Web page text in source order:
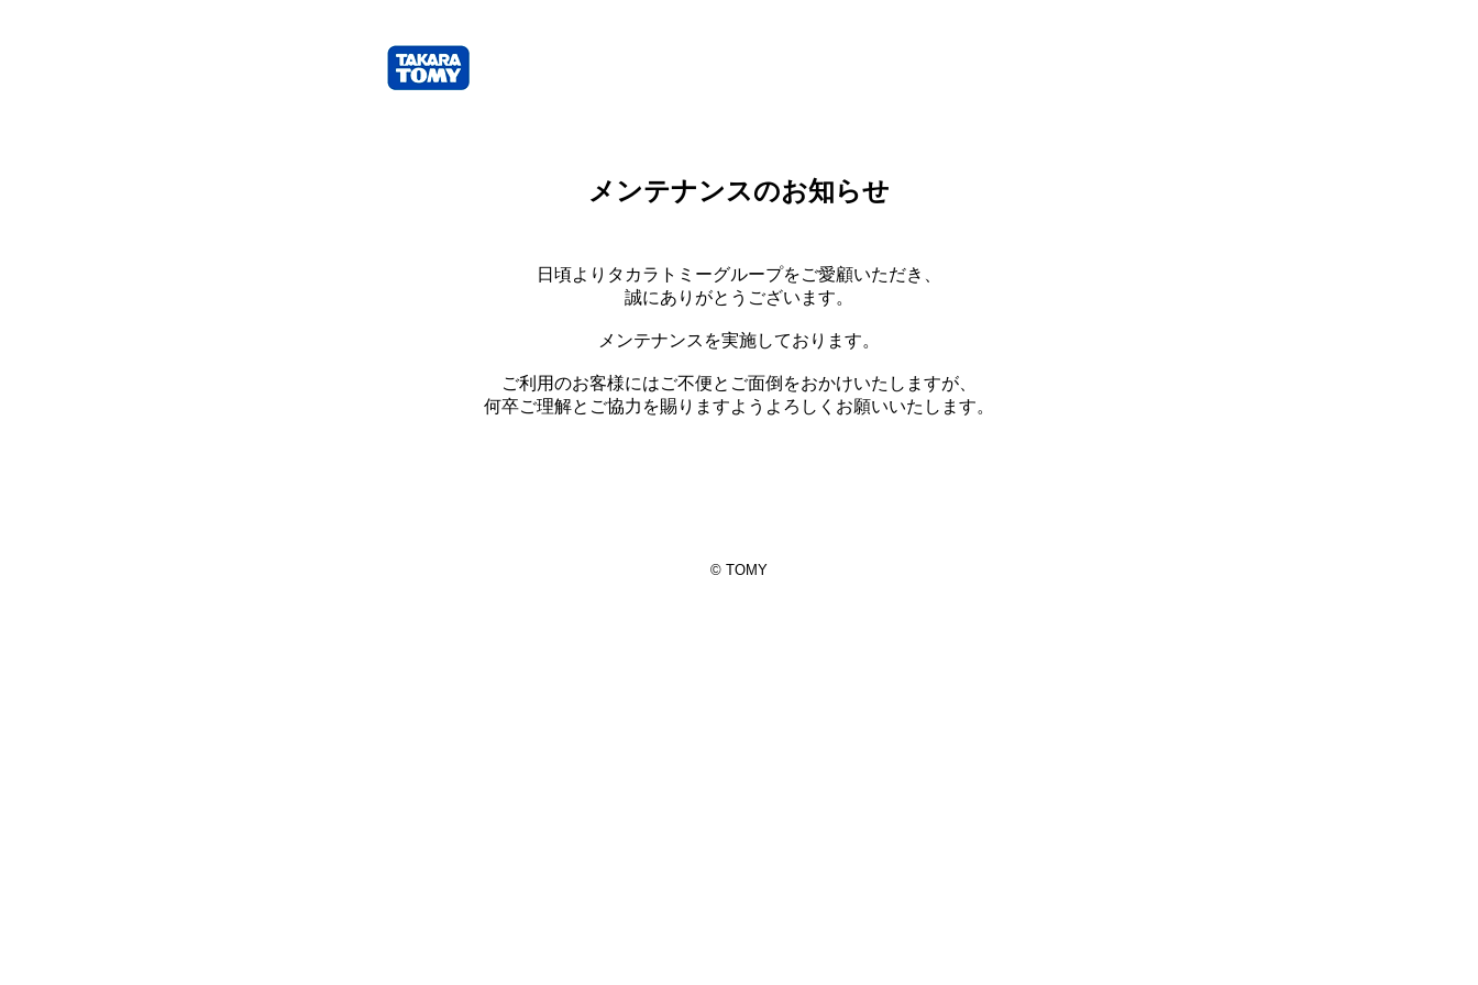
メンテナンスのお知らせ
日頃よりタカラトミーグループをご愛顧いただき、
誠にありがとうございます。
メンテナンスを実施しております。
ご利用のお客様にはご不便とご面倒をおかけいたしますが、
何卒ご理解とご協力を賜りますようよろしくお願いいたします。
© TOMY